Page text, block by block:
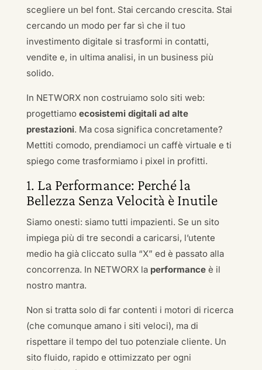
scegliere un bel font. Stai cercando crescita. Stai
cercando un modo per far sì che il tuo
investimento digitale si trasformi in contatti,
vendite e, in ultima analisi, in un business più
solido.
In NETWORX non costruiamo solo siti web:
progettiamo ecosistemi digitali ad alte
prestazioni. Ma cosa significa concretamente?
Mettiti comodo, prendiamoci un caffè virtuale e ti
spiego come trasformiamo i pixel in profitti.
1. La Performance: Perché la
Bellezza Senza Velocità è Inutile
Siamo onesti: siamo tutti impazienti. Se un sito
impiega più di tre secondi a caricarsi, l’utente
medio ha già cliccato sulla “X” ed è passato alla
concorrenza. In NETWORX la performanceè il
nostro mantra.
Non si tratta solo di far contenti i motori di ricerca
(che comunque amano i siti veloci), ma di
rispettare il tempo del tuo potenziale cliente. Un
sito fluido, rapido e ottimizzato per ogni